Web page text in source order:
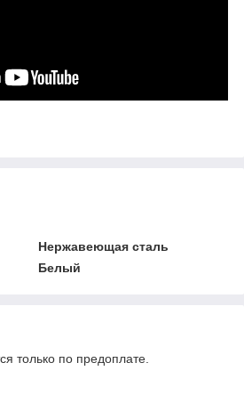
Нержавеющая сталь
Белый
только по предоплате.